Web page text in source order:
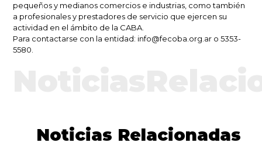
pequeños y medianos comercios e industrias, como también
a profesionales y prestadores de servicio que ejercen su
actividad en el ámbito de la CABA.
Para contactarse con la entidad: info@fecoba.org.ar o 5353-
5580.
Noticias Relacionadas